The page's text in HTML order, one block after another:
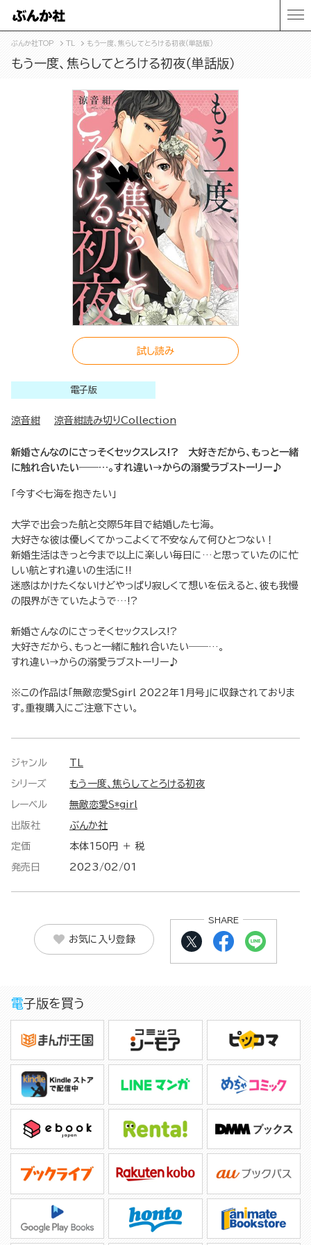
ぶんか社TOP TL もう一度、焦らしてとろける初夜（単話版）
もう一度、焦らしてとろける初夜（単話版）
試し読み
電子版
涼音紺 涼音紺読み切りCollection
新婚さんなのにさっそくセックスレス!? 大好きだから、もっと一緒
に触れ合いたい――…。すれ違い→からの溺愛ラブストーリー♪
「今すぐ七海を抱きたい」
大学で出会った航と交際5年目で結婚した七海。
大好きな彼は優しくてかっこよくて不安なんて何ひとつない！
新婚生活はきっと今まで以上に楽しい毎日に…と思っていたのに忙
しい航とすれ違いの生活に!!
迷惑はかけたくないけどやっぱり寂しくて想いを伝えると、彼も我慢
の限界がきていたようで…!?
新婚さんなのにさっそくセックスレス!?
大好きだから、もっと一緒に触れ合いたい――…。
すれ違い→からの溺愛ラブストーリー♪
※この作品は「無敵恋愛Sgirl 2022年1月号」に収録されておりま
す。重複購入にご注意下さい。
ジャンル
シリーズ もう一度、焦らしてとろける初夜
レーベル 無敵恋愛S*girl
出版社 ぶんか社
定価 本体150円 ＋ 税
発売日 2023/02/01
お気に入り登録
SHARE
電子版を買う